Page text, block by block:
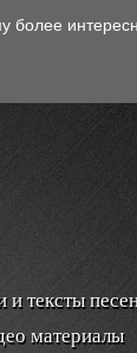
более
и тексты
материалы